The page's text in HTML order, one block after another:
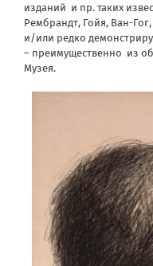
изданий и пр. таких
Рембрандт, Гойя, Ван-
и/или редко
– преимущественно из
Музея.